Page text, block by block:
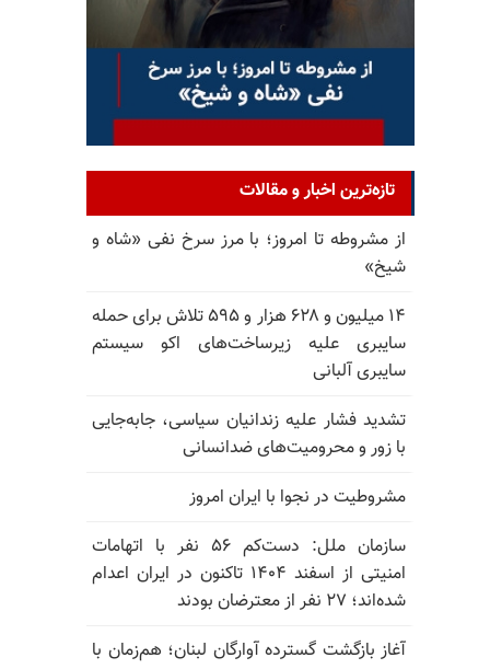
تازه‌ترین اخبار و مقالات
از مشروطه تا امروز؛ با مرز سرخ نفی «شاه و
شیخ»
۱۴ میلیون و ۶۲۸ هزار و ۵۹۵ تلاش برای حمله
سایبری علیه زیرساخت‌های اکو سیستم
سایبری آلبانی
تشدید فشار علیه زندانیان سیاسی، جابه‌جایی
با زور و محرومیت‌های ضدانسانی
مشروطیت در نجوا با ایران امروز
سازمان ملل: دست‌کم ۵۶ نفر با اتهامات
امنیتی از اسفند ۱۴۰۴ تاکنون در ایران اعدام
شده‌اند؛ ۲۷ نفر از معترضان بودند
آغاز بازگشت گسترده آوارگان لبنان؛ هم‌زمان با